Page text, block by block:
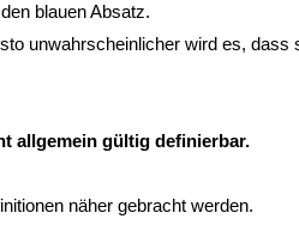
blauen Absatz.
unwahrscheinlicher wird es, dass
allgemein gültig definierbar.
näher gebracht werden.